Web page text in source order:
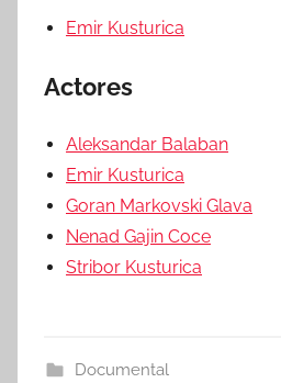
Emir Kusturica
Actores
Aleksandar Balaban
Emir Kusturica
Goran Markovski Glava
Nenad Gajin Coce
Stribor Kusturica
Documental